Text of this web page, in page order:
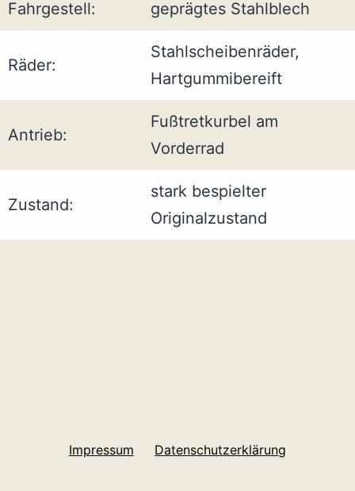
Fahrgestell: geprägtes Stahlblech
Räder:
Stahlscheibenräder,
Hartgummibereift
Antrieb:
Fußtretkurbel am
Vorderrad
Zustand:
stark bespielter
Originalzustand
Impressum Datenschutzerklärung